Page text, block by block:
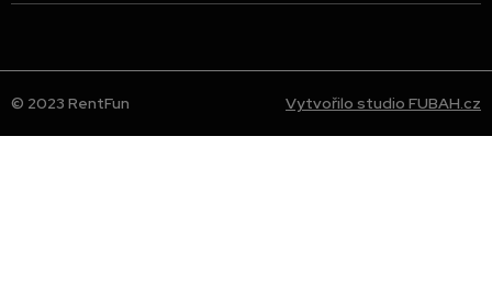
© 2023 RentFun Vytvořilo studio FUBAH.cz